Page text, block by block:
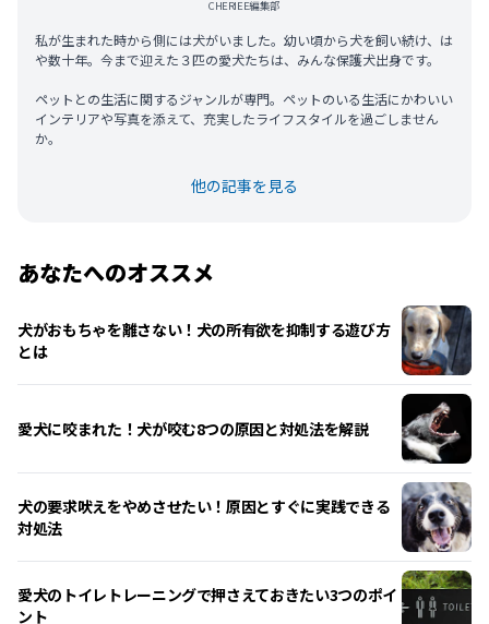
CHERIEE編集部
私が生まれた時から側には犬がいました。幼い頃から犬を飼い続け、は
や数十年。今まで迎えた３匹の愛犬たちは、みんな保護犬出身です。
ペットとの生活に関するジャンルが専門。ペットのいる生活にかわいい
インテリアや写真を添えて、充実したライフスタイルを過ごしません
か。
他の記事を見る
あなたへのオススメ
犬がおもちゃを離さない！犬の所有欲を抑制する遊び方
とは
愛犬に咬まれた！犬が咬む8つの原因と対処法を解説
犬の要求吠えをやめさせたい！原因とすぐに実践できる
対処法
愛犬のトイレトレーニングで押さえておきたい3つのポイ
ント